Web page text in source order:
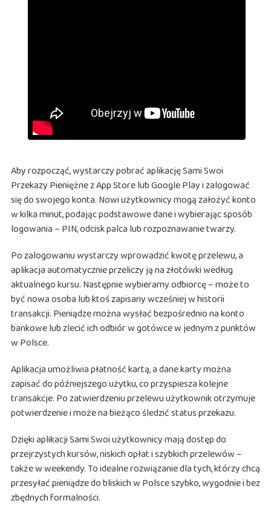
Aby rozpocząć, wystarczy pobrać aplikacjęSami Swoi
Przekazy Pieniężnez App Store lub Google Play i zalogować
się do swojego konta. Nowi użytkownicy mogą założyć konto
w kilka minut, podając podstawowe dane i wybierając sposób
logowania – PIN, odcisk palca lub rozpoznawanie twarzy.
Po zalogowaniu wystarczy wprowadzić kwotę przelewu, a
aplikacja automatycznie przeliczy ją na złotówki według
aktualnego kursu. Następnie wybieramy odbiorcę – może to
być nowa osoba lub ktoś zapisany wcześniej w historii
transakcji. Pieniądze można wysłać bezpośrednio na konto
bankowe lub zlecić ich odbiór w gotówce w jednym z punktów
w Polsce.
Aplikacja umożliwia płatność kartą, a dane karty można
zapisać do późniejszego użytku, co przyspiesza kolejne
transakcje. Po zatwierdzeniu przelewu użytkownik otrzymuje
potwierdzenie i może na bieżąco śledzić status przekazu.
Dzięki aplikacji Sami Swoi użytkownicy mają dostęp do
przejrzystych kursów, niskich opłat i szybkich przelewów –
także w weekendy. To idealne rozwiązanie dla tych, którzy chcą
przesyłać pieniądze do bliskich w Polsce szybko, wygodnie i bez
zbędnych formalności.